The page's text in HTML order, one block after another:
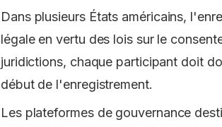
Dans plusieurs États américains,
légale en vertu des lois sur le
juridictions, chaque participant doit
début de l'enregistrement.
Les plateformes de gouvernance